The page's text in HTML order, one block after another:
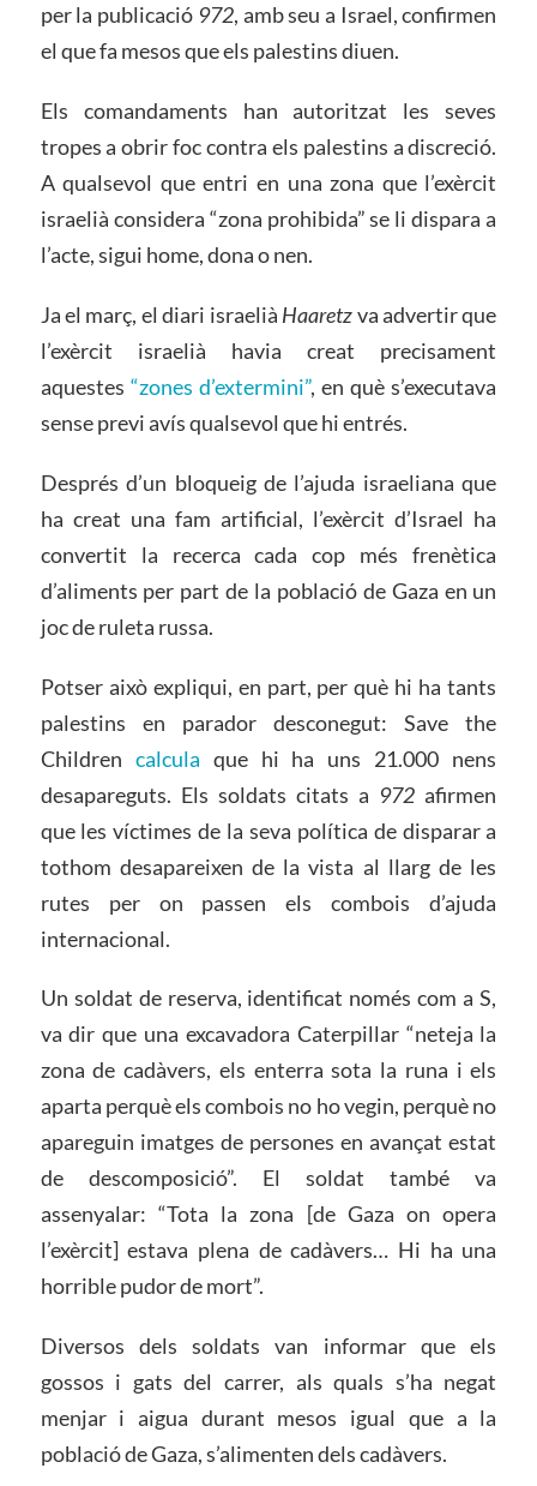
per la publicació 972, amb seu a Israel, confirmen
el que fa mesos que els palestins diuen.
Els comandaments han autoritzat les seves
tropes a obrir foc contra els palestins a discreció.
A qualsevol que entri en una zona que l’exèrcit
israelià considera “zona prohibida” se li dispara a
l’acte, sigui home, dona o nen.
Ja el març, el diari israelià Haaretzva advertir que
l’exèrcit israelià havia creat precisament
aquestes “zones d’extermini”, en què s’executava
sense previ avís qualsevol que hi entrés.
Després d’un bloqueig de l’ajuda israeliana que
ha creat una fam artificial, l’exèrcit d’Israel ha
convertit la recerca cada cop més frenètica
d’aliments per part de la població de Gaza en un
joc de ruleta russa.
Potser això expliqui, en part, per què hi ha tants
palestins en parador desconegut: Save the
Children calcula que hi ha uns 21.000 nens
desapareguts. Els soldats citats a 972 afirmen
que les víctimes de la seva política de disparar a
tothom desapareixen de la vista al llarg de les
rutes per on passen els combois d’ajuda
internacional.
Un soldat de reserva, identificat només com a S,
va dir que una excavadora Caterpillar “neteja la
zona de cadàvers, els enterra sota la runa i els
aparta perquè els combois no ho vegin, perquè no
apareguin imatges de persones en avançat estat
de descomposició”. El soldat també va
assenyalar: “Tota la zona [de Gaza on opera
l’exèrcit] estava plena de cadàvers… Hi ha una
horrible pudor de mort”.
Diversos dels soldats van informar que els
gossos i gats del carrer, als quals s’ha negat
menjar i aigua durant mesos igual que a la
població de Gaza, s’alimenten dels cadàvers.